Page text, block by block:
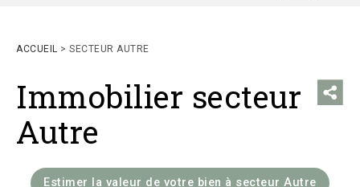
ACCUEIL > SECTEUR AUTRE
Immobilier secteur
Autre
Estimer la valeur de votre bien à secteur Autre